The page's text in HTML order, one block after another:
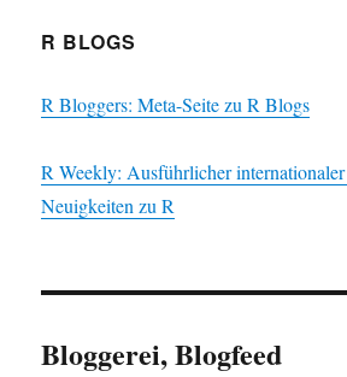
R BLOGS
R Bloggers: Meta-Seite zu R Blogs
R Weekly: Ausführlicher
Neuigkeiten zu R
Bloggerei, Blogfeed